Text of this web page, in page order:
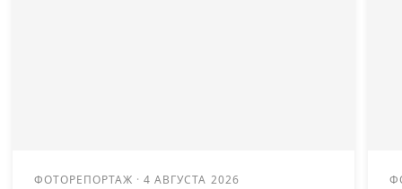
ФОТОРЕПОРТАЖ ·4 АВГУСТА 2026